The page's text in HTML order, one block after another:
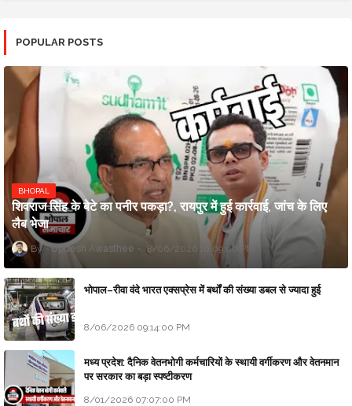
POPULAR POSTS
BHOPAL
शिवराज सिंह के बेटे का पनीर पकड़ा?, रायपुर में हुई कार्रवाई, जांच के लिए
लैब भेजा
Updesh Awasthee 8/06/2026 10:09:00 PM
भोपाल–रीवा वंदे भारत एक्सप्रेस में बर्थों की संख्या डबल से ज्यादा हुई
8/06/2026 09:14:00 PM
मध्य प्रदेश: दैनिक वेतनभोगी कर्मचारियों के स्थायी वर्गीकरण और वेतनमान
पर सरकार का बड़ा स्पष्टीकरण
8/01/2026 07:07:00 PM